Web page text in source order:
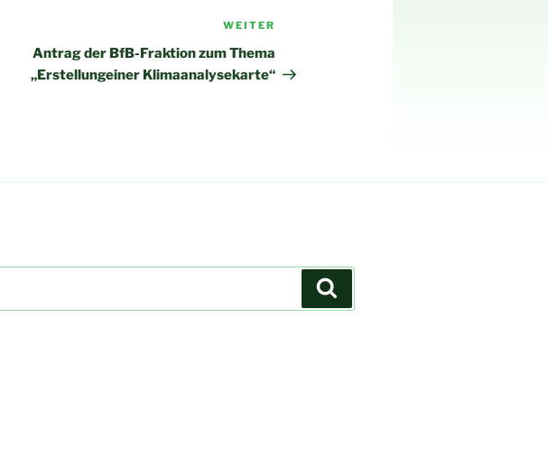
WEITER
Antrag der BfB-Fraktion zum Thema
„Erstellungeiner Klimaanalysekarte“